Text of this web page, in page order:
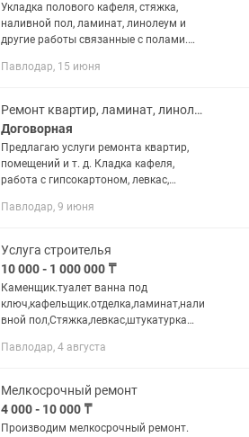
Укладка полового кафеля, стяжка,
наливной пол, ламинат, линолеум и
другие работы связанные с полами.
срок.
Павлодар, 15 июня
Ремонт квартир, ламинат, линолеум, плитка, полы, шпатлёвка, плинтус,галтель
Договорная
Предлагаю услуги ремонта квартир,
помещений и т. д. Кладка кафеля,
работа с гипсокартоном, левкас,
проёмов, откосы входной двери,
Павлодар, 9 июня
Услуга строителья
10 000 - 1 000 000 ₸
Каменщик.туалет ванна под
ключ,кафельщик.отделка,ламинат,нали
вной пол,Стяжка,левкас,штукатурка
Гипсовая штукатурка. Линолеум.
Павлодар, 4 августа
Мелкосрочный ремонт
4 000 - 10 000 ₸
Производим мелкосрочный ремонт.